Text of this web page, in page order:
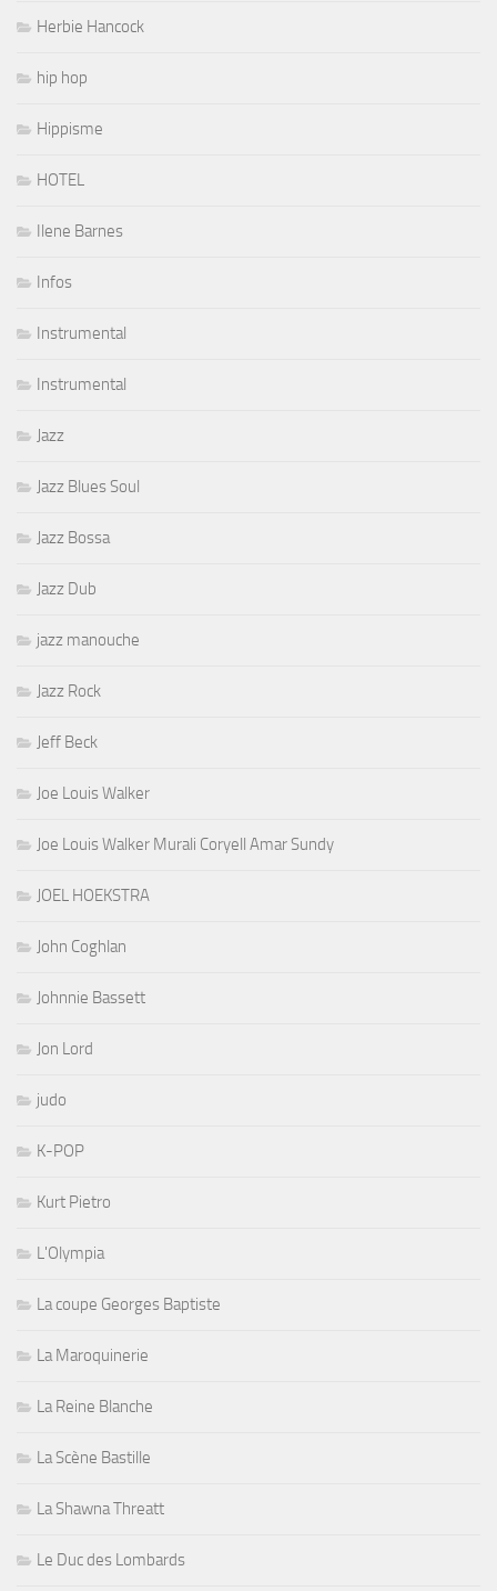
Herbie Hancock
hip hop
Hippisme
HOTEL
Ilene Barnes
Infos
Instrumental
Instrumental
Jazz
Jazz Blues Soul
Jazz Bossa
Jazz Dub
jazz manouche
Jazz Rock
Jeff Beck
Joe Louis Walker
Joe Louis Walker Murali Coryell Amar Sundy
JOEL HOEKSTRA
John Coghlan
Johnnie Bassett
Jon Lord
judo
K-POP
Kurt Pietro
L'Olympia
La coupe Georges Baptiste
La Maroquinerie
La Reine Blanche
La Scène Bastille
La Shawna Threatt
Le Duc des Lombards